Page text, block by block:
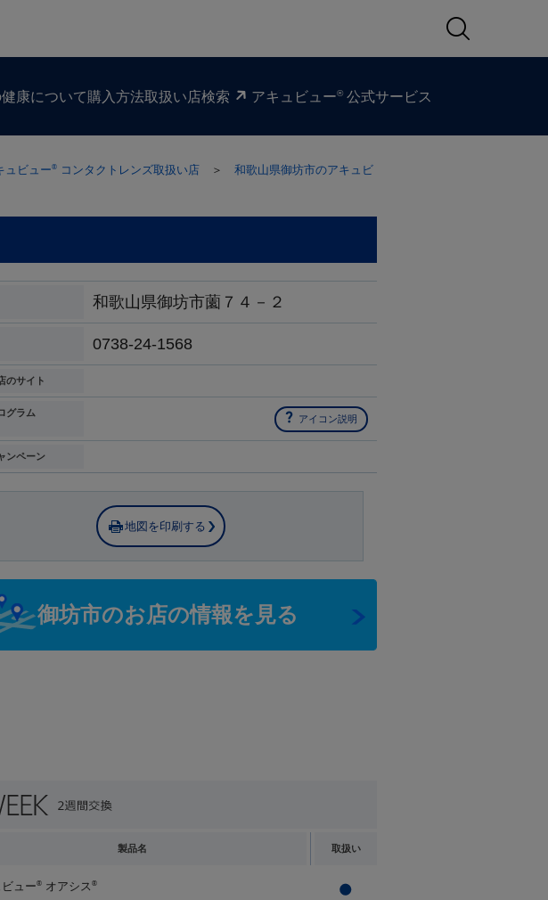
健康に​ついて購入方​法取扱い​店検索 アキュビュー® 公式サービス
ュビュー® コンタクトレンズ取扱い店 ＞ 和歌山県御坊市のアキュビ
和歌山県御坊市薗７４－２
0738-24-1568
のサイト
グラム
アイコン説明
ンペーン
地図を印刷する
御坊市のお店の情報を見る
製品名 取扱い
ュー® オアシス ®